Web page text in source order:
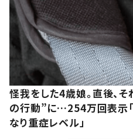
怪我をした4歳娘。直後、
の行動”に…254万回表示「
なり重症レベル」